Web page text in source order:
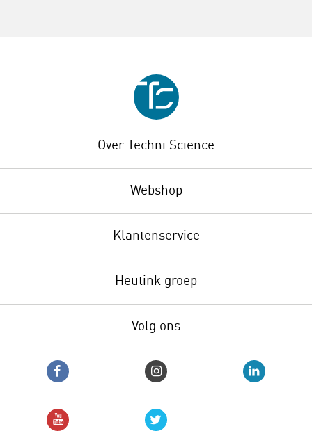
Over Techni Science
Webshop
Klantenservice
Heutink groep
Volg ons